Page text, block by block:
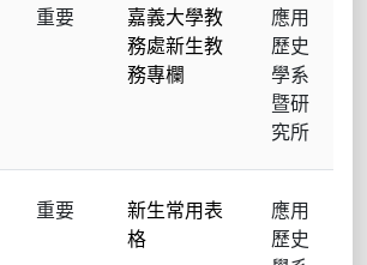
重要
嘉義大學教
務處新生教
務專欄
應用
歷史
學系
暨研
究所
重要
新生常用表
格
應用
歷史